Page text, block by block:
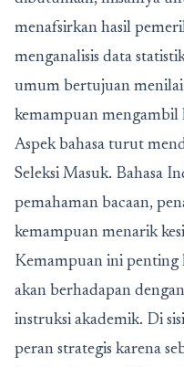
menafsirkan hasil
menganalisis data
umum bertujuan menilai
kemampuan mengambil
Aspek bahasa turut
Seleksi Masuk. Bahasa
pemahaman bacaan,
kemampuan menarik
Kemampuan ini penting
akan berhadapan
instruksi akademik. Di
peran strategis karena